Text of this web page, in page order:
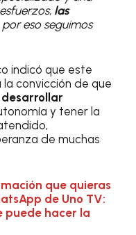
las
por eso seguimos
indicó que este
convicción de que
y tener la
de muchas
que quieras
de Uno TV:
puede hacer la